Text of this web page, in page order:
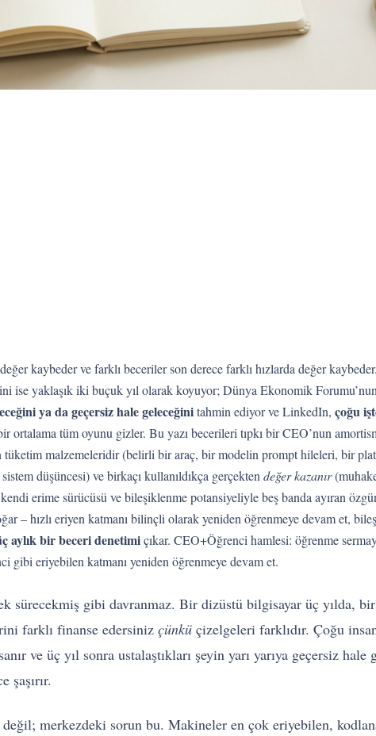
kaybeder ve farklı beceriler son derece farklı hızlarda değer
ise yaklaşık iki buçuk yıl olarak koyuyor; Dünya Ekonomik
ya da geçersiz hale geleceğinitahmin ediyor ve LinkedIn, çoğu
ortalama tüm oyunu gizler. Bu yazı becerileri tıpkı bir CEO’nun
tüketim malzemeleridir (belirli bir araç, bir modelin prompt hileleri, bir
düşüncesi) ve birkaçı kullanıldıkça gerçektendeğer kazanır
erime sürücüsü ve bileşiklenme potansiyeliyle beş banda ayıran
– hızlı eriyen katmanı bilinçli olarak yeniden öğrenmeye devam et,
aylık bir beceri denetimiçıkar. CEO+Öğrenci hamlesi: öğrenme
gibi eriyebilen katmanı yeniden öğrenmeye devam et.
sürecekmiş gibi davranmaz. Bir dizüstü bilgisayar üç yılda,
farklı finanse edersiniz çünkü çizelgeleri farklıdır. Çoğu
ve üç yıl sonra ustalaştıkları şeyin yarı yarıya geçersiz hale
şaşırır.
merkezdeki sorun bu. Makineler en çok eriyebilen,